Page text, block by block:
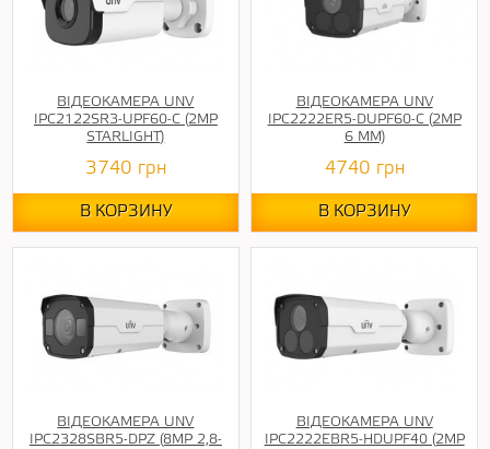
ВІДЕОКАМЕРА UNV
IPC2122SR3-UPF60-C (2MP
STARLIGHT)
3740 грн
В КОРЗИНУ
ВІДЕОКАМЕРА UNV
IPC2222ER5-DUPF60-C (2МР
6 ММ)
4740 грн
В КОРЗИНУ
ВІДЕОКАМЕРА UNV
IPC2328SBR5-DPZ (8MP 2,8-
ВІДЕОКАМЕРА UNV
IPC2222EBR5-HDUPF40 (2MP